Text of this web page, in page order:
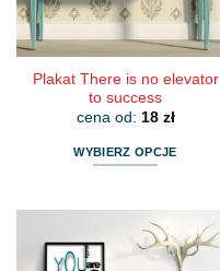
stronie
produktu
Plakat There is no elevator
to success
cena od: 18 zł
WYBIERZ OPCJE
wiele